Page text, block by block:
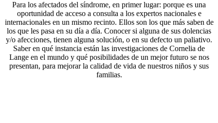
Para los afectados del síndrome, en primer lugar: porque es una
oportunidad de acceso a consulta a los expertos nacionales e
internacionales en un mismo recinto. Ellos son los que más saben de
los que les pasa en su día a día. Conocer si alguna de sus dolencias
y/o afecciones, tienen alguna solución, o en su defecto un paliativo.
Saber en qué instancia están las investigaciones de Cornelia de
Lange en el mundo y qué posibilidades de un mejor futuro se nos
presentan, para mejorar la calidad de vida de nuestros niños y sus
familias.